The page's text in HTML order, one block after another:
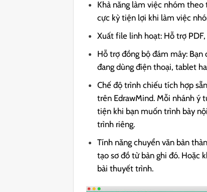
Khả năng làm việc nhóm
cực kỳ tiện lợi khi làm việc
Xuất file linh hoạt: Hỗ trợ
Hỗ trợ đồng bộ đám mây:
đang dùng điện thoại, tablet
Chế độ trình chiếu tích hợp
trên EdrawMind. Mỗi nhánh ý
tiện khi bạn muốn trình bày
trình riêng.
Tính năng chuyển văn bản
tạo sơ đồ từ bản ghi đó. Hoặc
bài thuyết trình.